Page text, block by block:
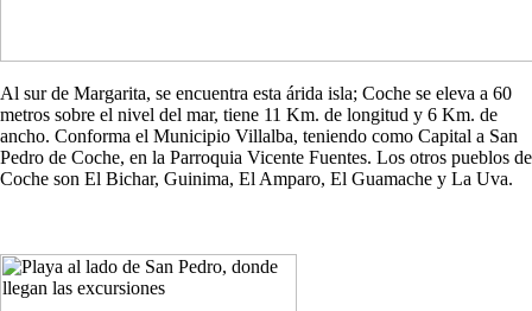
Al sur de Margarita, se encuentra esta árida isla; Coche se eleva a 60
metros sobre el nivel del mar, tiene 11 Km. de longitud y 6 Km. de
ancho. Conforma el Municipio Villalba, teniendo como Capital a San
Pedro de Coche, en la Parroquia Vicente Fuentes. Los otros pueblos de
Coche son El Bichar, Guinima, El Amparo, El Guamache y La Uva.